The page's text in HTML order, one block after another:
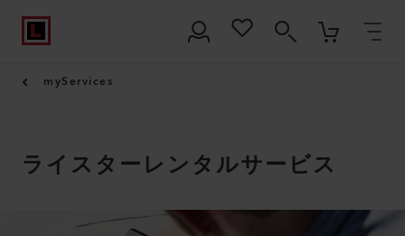
myServices
ライスターレンタルサービス